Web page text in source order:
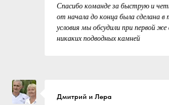
Спасибо команде за быструю и
от начала до конца была сделана в
условия мы обсудили при первой
никаких подводных камней
Дмитрий и Лера